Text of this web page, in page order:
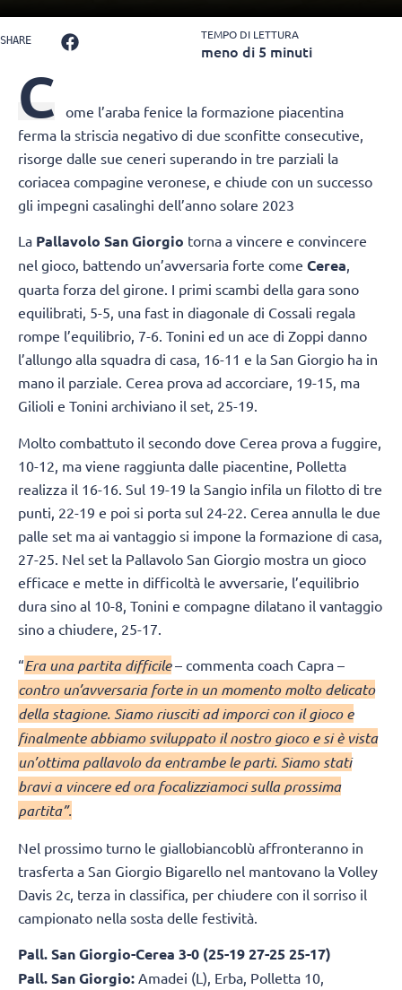
SHARE TEMPO DI LETTURA
meno di 5 minuti
C ome l’araba fenice la formazione piacentina
ferma la striscia negativo di due sconfitte consecutive,
risorge dalle sue ceneri superando in tre parziali la
coriacea compagine veronese, e chiude con un successo
gli impegni casalinghi dell’anno solare 2023
La Pallavolo San Giorgio torna a vincere e convincere
nel gioco, battendo un’avversaria forte come Cerea,
quarta forza del girone. I primi scambi della gara sono
equilibrati, 5-5, una fast in diagonale di Cossali regala
rompe l’equilibrio, 7-6. Tonini ed un ace di Zoppi danno
l’allungo alla squadra di casa, 16-11 e la San Giorgio ha in
mano il parziale. Cerea prova ad accorciare, 19-15, ma
Gilioli e Tonini archiviano il set, 25-19.
Molto combattuto il secondo dove Cerea prova a fuggire,
10-12, ma viene raggiunta dalle piacentine, Polletta
realizza il 16-16. Sul 19-19 la Sangio infila un filotto di tre
punti, 22-19 e poi si porta sul 24-22. Cerea annulla le due
palle set ma ai vantaggio si impone la formazione di casa,
27-25. Nel set la Pallavolo San Giorgio mostra un gioco
efficace e mette in difficoltà le avversarie, l’equilibrio
dura sino al 10-8, Tonini e compagne dilatano il vantaggio
sino a chiudere, 25-17.
“Era una partita difficile– commenta coach Capra –
contro un’avversaria forte in un momento molto delicato
della stagione. Siamo riusciti ad imporci con il gioco e
finalmente abbiamo sviluppato il nostro gioco e si è vista
un’ottima pallavolo da entrambe le parti. Siamo stati
bravi a vincere ed ora focalizziamoci sulla prossima
partita”.
Nel prossimo turno le giallobiancoblù affronteranno in
trasferta a San Giorgio Bigarello nel mantovano la Volley
Davis 2c, terza in classifica, per chiudere con il sorriso il
campionato nella sosta delle festività.
Pall. San Giorgio-Cerea 3-0 (25-19 27-25 25-17)
Pall. San Giorgio: Amadei (L), Erba, Polletta 10,